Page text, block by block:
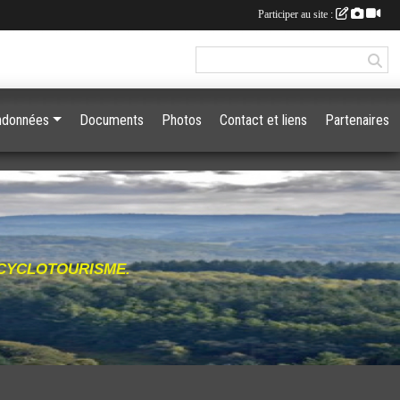
Documents Photos Contact et liens Partenaires
Participer au site :